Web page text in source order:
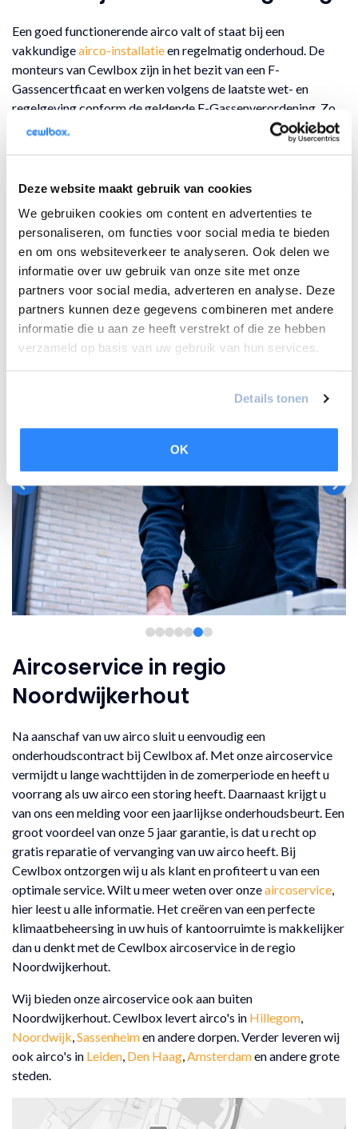
Deze website maakt gebruik van cookies
We gebruiken cookies om content en advertenties te
personaliseren, om functies voor social media te bieden
en om ons websiteverkeer te analyseren. Ook delen we
informatie over uw gebruik van onze site met onze
partners voor social media, adverteren en analyse. Deze
partners kunnen deze gegevens combineren met andere
informatie die u aan ze heeft verstrekt of die ze hebben
verzameld op basis van uw gebruik van hun services.
Details tonen
OK
Een goed functionerende airco valt of staat bij een
vakkundigeairco-installatieen regelmatig onderhoud. De
monteurs van Cewlbox zijn in het bezit van een F-
Gassencertficaat en werken volgens de laatste wet- en
regelgeving conform de geldende F-Gassenverordening. Zo
bent u bij ons verzekerd van een veilige airco-installatie in uw
woning of kantoorpand in Noordwijkerhout en omgeving. Bij
vaandel. Wij werken volgens de strengste milieueisen die aan
worden gesteld. Voor grootschalige projecten of specifieke
wensen, bieden wij een passende klimaatoplossing op maat.
Maak je eigen offerte
Aircoservice in regio
Noordwijkerhout
Na aanschaf van uw airco sluit u eenvoudig een
onderhoudscontract bij Cewlbox af. Met onze aircoservice
vermijdt u lange wachttijden in de zomerperiode en heeft u
voorrang als uw airco een storing heeft. Daarnaast krijgt u
van ons een melding voor een jaarlijkse onderhoudsbeurt. Een
groot voordeel van onze 5 jaar garantie, is dat u recht op
gratis reparatie of vervanging van uw airco heeft. Bij
Cewlbox ontzorgen wij u als klant en profiteert u van een
optimale service. Wilt u meer weten over onzeaircoservice,
hier leest u alle informatie. Het creëren van een perfecte
klimaatbeheersing in uw huis of kantoorruimte is makkelijker
dan u denkt met de Cewlbox aircoservice in de regio
Noordwijkerhout.
Wij bieden onze aircoservice ook aan buiten
Noordwijkerhout. Cewlbox levert airco's in Hillegom,
Noordwijk,Sassenheimen andere dorpen. Verder leveren wij
ook airco's in Leiden, Den Haag,Amsterdamen andere grote
steden.